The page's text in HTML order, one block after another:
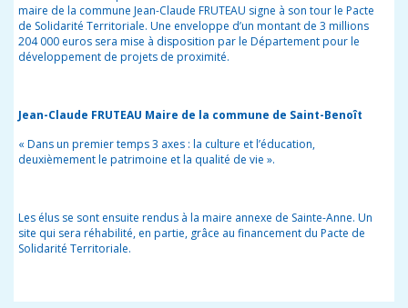
maire de la commune Jean-Claude FRUTEAU signe à son tour le Pacte
de Solidarité Territoriale. Une enveloppe d’un montant de 3 millions
204 000 euros sera mise à disposition par le Département pour le
développement de projets de proximité.
Jean-Claude FRUTEAU Maire de la commune de Saint-Benoît
« Dans un premier temps 3 axes : la culture et l’éducation,
deuxièmement le patrimoine et la qualité de vie ».
Les élus se sont ensuite rendus à la maire annexe de Sainte-Anne. Un
site qui sera réhabilité, en partie, grâce au financement du Pacte de
Solidarité Territoriale.